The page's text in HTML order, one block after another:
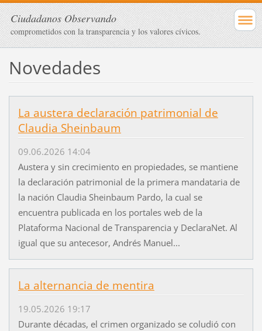
Ciudadanos Observando
comprometidos con la transparencia y los valores cívicos.
Novedades
La austera declaración patrimonial de
Claudia Sheinbaum
09.06.2026 14:04
Austera y sin crecimiento en propiedades, se mantiene
la declaración patrimonial de la primera mandataria de
la nación Claudia Sheinbaum Pardo, la cual se
encuentra publicada en los portales web de la
Plataforma Nacional de Transparencia y DeclaraNet. Al
igual que su antecesor, Andrés Manuel...
La alternancia de mentira
19.05.2026 19:17
Durante décadas, el crimen organizado se coludió con